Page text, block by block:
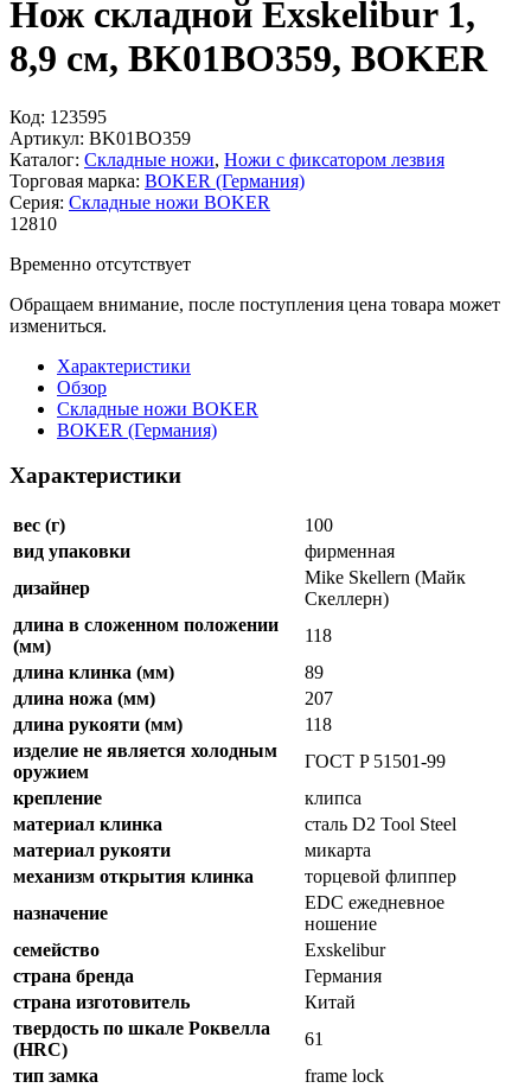
Нож складной Exskelibur 1,
8,9 см, BK01BO359, BOKER
Код: 123595
Артикул: BK01BO359
Каталог: Складные ножи, Ножи с фиксатором лезвия
Торговая марка: BOKER (Германия)
Серия: Складные ножи BOKER
12810
Временно отсутствует
Обращаем внимание, после поступления цена товара может
измениться.
Характеристики
Обзор
Складные ножи BOKER
BOKER (Германия)
Характеристики
вес (г)
100
вид упаковки
фирменная
дизайнер
Mike Skellern (Майк
Скеллерн)
длина в сложенном положении
(мм)
118
длина клинка (мм)
89
длина ножа (мм)
207
длина рукояти (мм)
118
изделие не является холодным
оружием
ГОСТ P 51501-99
крепление
клипса
материал клинка
сталь D2 Tool Steel
материал рукояти
микарта
механизм открытия клинка
торцевой флиппер
назначение
EDC ежедневное
ношение
семейство
Exskelibur
страна бренда
Германия
страна изготовитель
Китай
твердость по шкале Роквелла
(HRC)
61
тип замка
frame lock